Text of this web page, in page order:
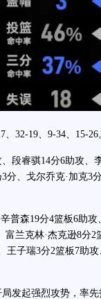
32-19、9-34、15-26
睿骐14分6助攻、
分、戈尔乔克·加克3
森19分4篮板6助攻
兰克林·杰克逊8分
王子瑞3分2篮板7助
起强烈攻势，率先